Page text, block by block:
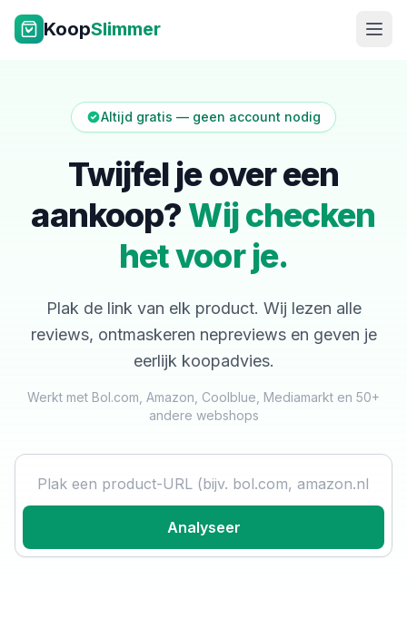
Ga naar inhoud
KoopSlimmer
NL|EN
Altijd gratis — geen account nodig
Twijfel je over een
aankoop? Wij checken
het voor je.
Plak de link van elk product. Wij lezen alle
reviews, ontmaskeren nepreviews en geven je
eerlijk koopadvies.
Werkt met Bol.com, Amazon, Coolblue, Mediamarkt en 50+
andere webshops
Analyseer